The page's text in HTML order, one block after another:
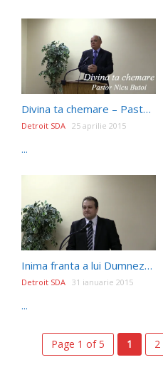
Divina ta chemare – Pastor Nicu Butoi.
Detroit SDA 25 aprilie 2015
...
Inima franta a lui Dumnezeu – Laurentiu Otlacan
Detroit SDA 31 ianuarie 2015
...
Page 1 of 5 1 2